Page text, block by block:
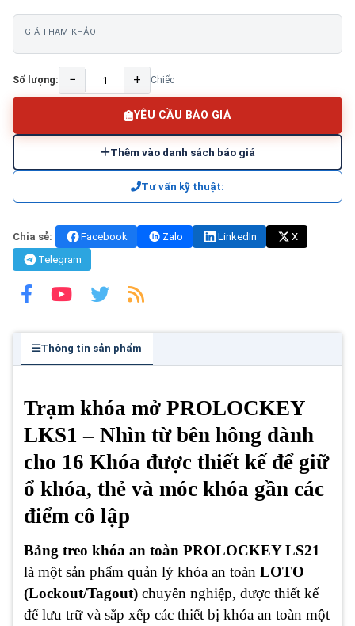
GIÁ THAM KHẢO
Số lượng: − + Chiếc
YÊU CẦU BÁO GIÁ
Thêm vào danh sách báo giá
Tư vấn kỹ thuật:
Chia sẻ: Facebook Zalo LinkedIn
X
Telegram
Thông tin sản phẩm
Trạm khóa mở PROLOCKEY
LKS1 – Nhìn từ bên hông dành
cho 16 Khóa được thiết kế để giữ
ổ khóa, thẻ và móc khóa gần các
điểm cô lập
Bảng treo khóa an toàn PROLOCKEY LS21
là một sản phẩm quản lý khóa an toàn LOTO
(Lockout/Tagout) chuyên nghiệp, được thiết kế
để lưu trữ và sắp xếp các thiết bị khóa an toàn một